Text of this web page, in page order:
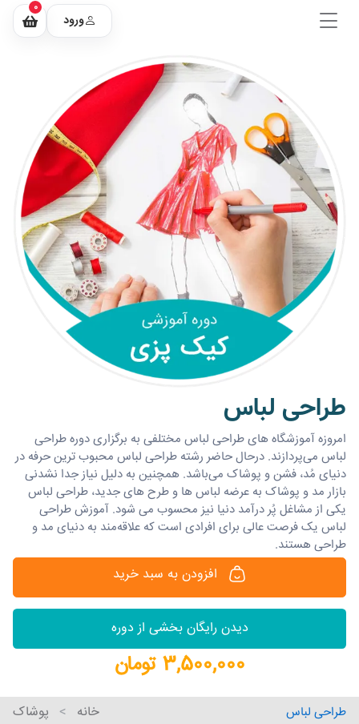
ورود
0
طراحی لباس
امروزه آموزشگاه های طراحی لباس مختلفی به برگزاری دوره طراحی
لباس می‌پردازند. درحال حاضر رشته طراحی لباس محبوب ترین حرفه در
دنیای مُد، فشن و پوشاک می‌باشد. همچنین به دلیل نیاز جدا نشدنی
بازار مد و پوشاک به عرضه لباس ها و طرح های جدید، طراحی لباس
یکی از مشاغل پُر درآمد دنیا نیز محسوب می شود. آموزش طراحی
لباس یک فرصت عالی برای افرادی است که علاقه‌مند به دنیای مد و
طراحی هستند.
افزودن به سبد خرید
دیدن رایگان بخشی از دوره
3,500,000 تومان
طراحی لباس خانه پوشاک